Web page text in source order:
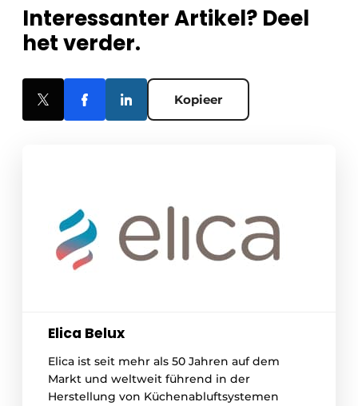
Interessanter Artikel? Deel
het verder.
Kopieer
Elica Belux
Elica ist seit mehr als 50 Jahren auf dem
Markt und weltweit führend in der
Herstellung von Küchenabluftsystemen